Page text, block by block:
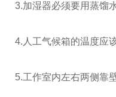
3.加湿器必须要用蒸馏
4.人工气候箱的温度应
5.工作室内左右两侧靠